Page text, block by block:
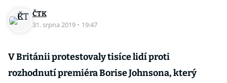
ČTK
31. srpna 2019 · 19:47
V Británii protestovaly tisíce lidí proti
rozhodnutí premiéra Borise Johnsona, který